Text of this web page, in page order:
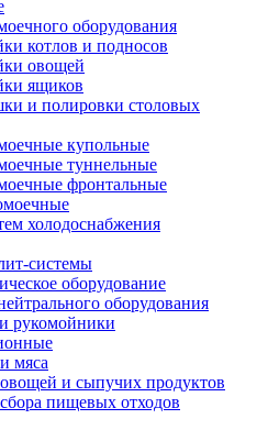
оборудования
котлов и подносов
овощей
ящиков
и полировки столовых
купольные
туннельные
фронтальные
холодоснабжения
системы
оборудование
оборудования
рукомойники
мяса
и сыпучих продуктов
пищевых отходов